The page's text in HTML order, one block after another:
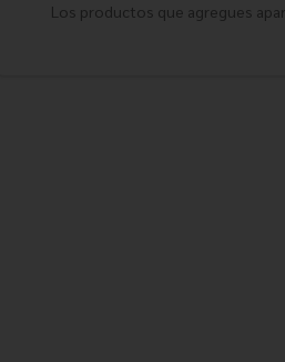
Los productos que agregues